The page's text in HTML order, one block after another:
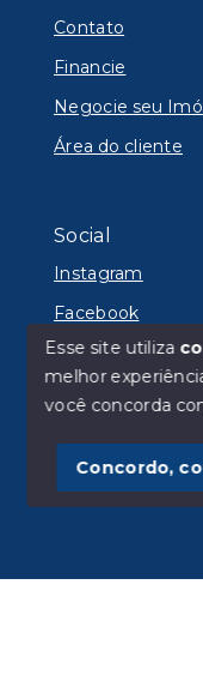
Olá!
Contato
Financie
Negocie seu
Área do cliente
Social
Instagram
Facebook
© Copyright 2026 -
SITE PARA IMOBILIARIA
Esse site utiliza
melhor
você concorda
Concordo,